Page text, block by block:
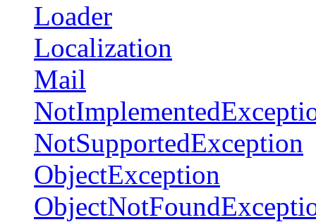
Loader
Localization
Mail
NotSupportedException
ObjectException